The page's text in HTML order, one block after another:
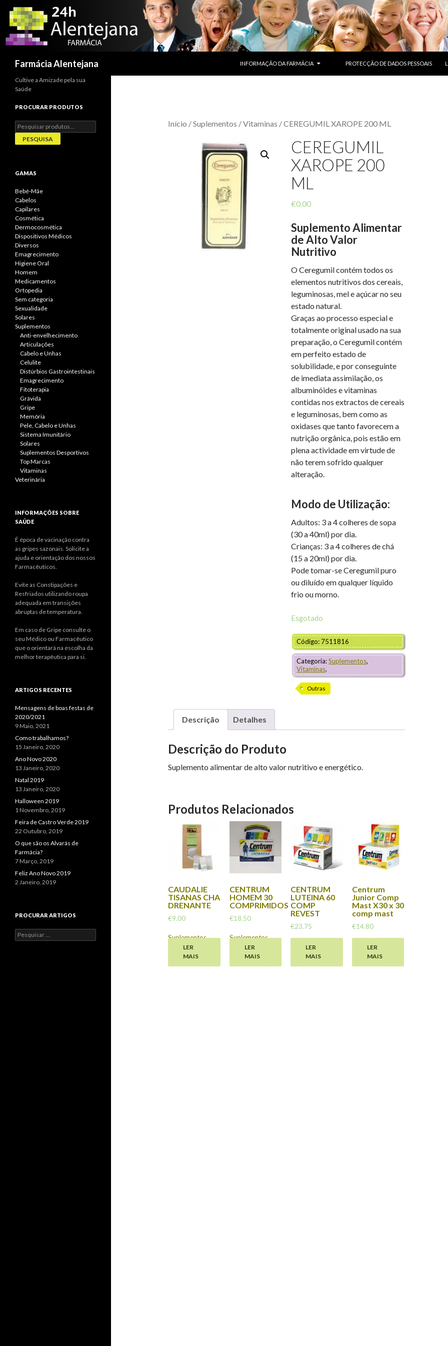
Farmácia Alentejana
INFORMAÇÃO DA FARMÁCIA
PROTECÇÃO DE DADOS PESSOAIS
Início /Suplementos /Vitaminas / CEREGUMIL XAROPE 200 ML
CEREGUMIL
XAROPE 200
ML
€0.00
Suplemento Alimentar
de Alto Valor
Nutritivo
O Ceregumil contém todos os
elementos nutritivos dos cereais,
leguminosas, mel e açúcar no seu
estado natural.
Graças ao processo especial e
totalmente original usado na sua
preparação, o Ceregumil contém
em perfeito estado de
solubilidade, e por conseguinte
de imediata assimilação, os
albuminóides e vitaminas
contidas nos extractos de cereais
e leguminosas, bem como as
oxidases que tanto favorecem a
nutrição orgânica, pois estão em
plena actividade em virtude de
não terem sofrido qualquer
alteração.
Modo de Utilização:
Adultos: 3 a 4 colheres de sopa
(30 a 40ml) por dia.
Crianças: 3 a 4 colheres de chá
(15 a 20ml) por dia.
Pode tomar-se Ceregumil puro
ou diluído em qualquer líquido
frio ou morno.
Esgotado
Código: 7511816
Categoria:Suplementos,
Vitaminas.
Outras
Descrição Detalhes
Descrição do Produto
Suplemento alimentar de alto valor nutritivo e energético.
Produtos Relacionados
CAUDALIE
TISANAS CHA
DRENANTE
€9.00
LER
MAIS
Suplementos,
Emagrecimento
CENTRUM
HOMEM 30
COMPRIMIDOS
€18.50
LER
MAIS
Suplementos,
Vitaminas
CENTRUM
LUTEINA 60
COMP
REVEST
€23.75
LER
MAIS
Suplementos
Vitaminas
Centrum
Junior Comp
Mast X30 x 30
comp mast
€14.80
LER
MAIS
Suplementos
Vitaminas
Cultive a Amizade pela sua
Saúde
PROCURAR PRODUTOS
Pesquisar
por:
PESQUISA
GAMAS
Bebé-Mãe
Cabelos
Capilares
Cosmética
Dermocosmética
Dispositivos Médicos
Diversos
Emagrecimento
Higiene Oral
Homem
Medicamentos
Ortopedia
Sem categoria
Sexualidade
Solares
Suplementos
Anti-envelhecimento
Articulações
Cabelo e Unhas
Celulite
Distúrbios Gastrointestinais
Emagrecimento
Fitoterapia
Grávida
Gripe
Memória
Pele, Cabelo e Unhas
Sistema Imunitário
Solares
Suplementos Desportivos
Top Marcas
Vitaminas
Veterinária
INFORMAÇÕES SOBRE
SAÚDE
É época de vacinação contra
as gripes sazonais. Solicite a
ajuda e orientação dos nossos
Farmacêuticos.
Evite as Constipações e
Resfriados utilizando roupa
adequada em transições
abruptas de temperatura.
Em caso de Gripe consulte o
seu Médico ou Farmacêutico
que o orientará na escolha da
melhor terapêutica para si.
ARTIGOS RECENTES
Mensagens de boas festas de
2020/2021
9 Maio, 2021
Como trabalhamos?
15 Janeiro, 2020
Ano Novo 2020
13 Janeiro, 2020
Natal 2019
13 Janeiro, 2020
Halloween 2019
1 Novembro, 2019
Feira de Castro Verde 2019
22 Outubro, 2019
O que são os Alvarás de
Farmácia?
7 Março, 2019
Feliz Ano Novo 2019
2 Janeiro, 2019
PROCURAR ARTIGOS
Pesquisar
por: